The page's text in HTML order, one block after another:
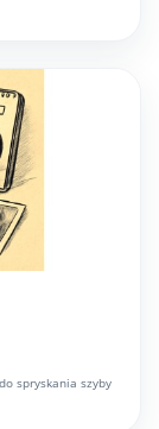
spryskania szyby